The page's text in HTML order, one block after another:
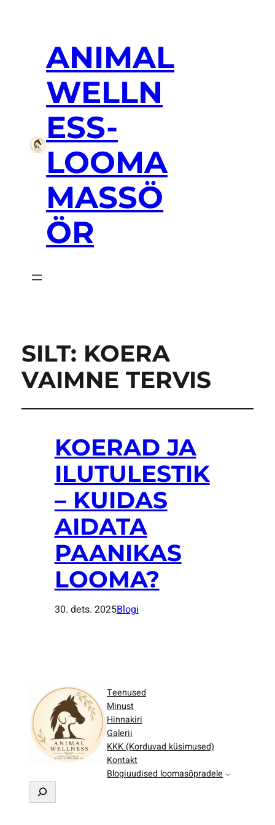
ANIMAL
WELLN
ESS-
LOOMA
MASSÖ
ÖR
SILT: KOERA
VAIMNE TERVIS
KOERAD JA
ILUTULESTIK
– KUIDAS
AIDATA
PAANIKAS
LOOMA?
30. dets. 2025Blogi
Teenused
Minust
Hinnakiri
Galerii
KKK (Korduvad küsimused)
Kontakt
Blogiuudised loomasõpradele
t